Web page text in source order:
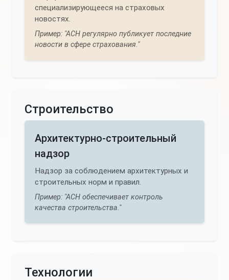
специализирующееся на страховых
новостях.
Пример: "АСН регулярно публикует последние
новости в сфере страхования."
Строительство
Архитектурно-строительный
надзор
Надзор за соблюдением архитектурных и
строительных норм и правил.
Пример: "АСН обеспечивает контроль
качества строительства."
Технологии